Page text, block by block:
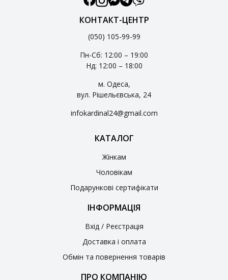
КОНТАКТ-ЦЕНТР
(050) 105-99-99
Пн-Сб: 12:00 – 19:00
Нд: 12:00 – 18:00
м. Одеса,
вул. Рішельєвська, 24
infokardinal24@gmail.com
КАТАЛОГ
Жінкам
Чоловікам
Подарункові сертифікати
ІНФОРМАЦІЯ
Вхід / Реєстрація
Доставка і оплата
Обмін та повернення товарів
ПРО КОМПАНІЮ